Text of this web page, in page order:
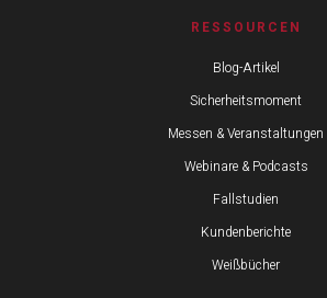
RESSOURCEN
Blog-Artikel
Sicherheitsmoment
Messen & Veranstaltungen
Webinare & Podcasts
Fallstudien
Kundenberichte
Weißbücher